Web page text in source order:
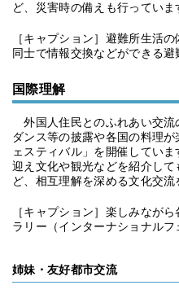
ど、災害時の備えも行っていま
［キャプション］避難所生活
同士で情報交換などができる避
国際理解
外国人住民とのふれあい交流
ダンス等の披露や各国の料理
ェスティバル」を開催してい
迎え文化や観光などを紹介し
ど、相互理解を深める文化交流
［キャプション］楽しみなが
ラリー（インターナショナルフ
姉妹・友好都市交流